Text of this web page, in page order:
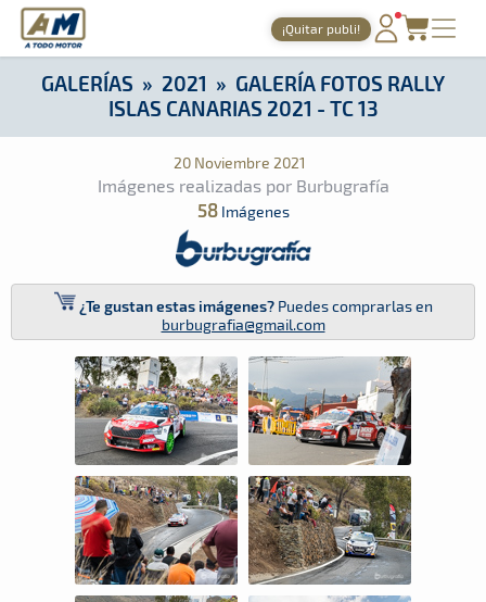
A Todo Motor · Revista del motor desde 1999
¡Quitar publi!
PORTADA
TIEMPOS ONLINE
TIENDA
» Galería Fotos Rally Islas
GALERÍAS » 2021 » GALERÍA FOTOS RALLY
ISLAS CANARIAS 2021 - TC 13
20 Noviembre 2021
Imágenes realizadas por Burbugrafía
58Imágenes
¿Te gustan estas imágenes?Puedes comprarlas en
burbugrafia@gmail.com